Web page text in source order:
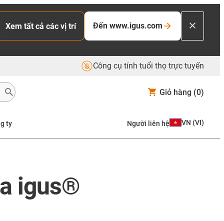
Xem tất cả các vị trí Đến www.igus.com
Công cụ tính tuổi thọ trực tuyến
Giỏ hàng (0)
ty Người liên hệ VN (VI)
igus®